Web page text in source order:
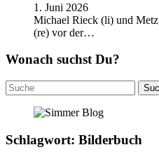
1. Juni 2026
Michael Rieck (li) und
(re) vor der…
Wonach suchst Du?
Suchen
nach:
Schlagwort: Bilderbuch